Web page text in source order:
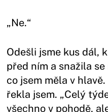
„Ne.“
Odešli jsme kus dál,
před ním a snažila
co jsem měla v
řekla jsem. „Celý
všechno v pohodě,